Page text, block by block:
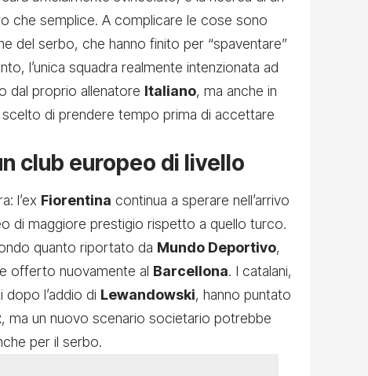
che semplice. A complicare le cose sono
del serbo, che hanno finito per “spaventare”
l’unica squadra realmente intenzionata ad
dal proprio allenatore Italiano, ma anche in
di prendere tempo prima di accettare
club europeo di livello
l’ex Fiorentina continua a sperare nell’arrivo
di maggiore prestigio rispetto a quello turco.
quanto riportato da Mundo Deportivo,
offerto nuovamente al Barcellona. I catalani,
l’addio di Lewandowski, hanno puntato
, ma un nuovo scenario societario potrebbe
per il serbo.